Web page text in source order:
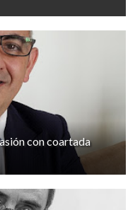
con coartada